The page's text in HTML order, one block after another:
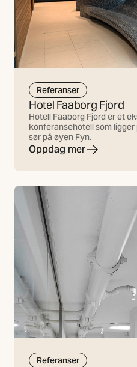
Referanser
Hotel Faaborg Fjord
Hotell Faaborg Fjord er et
konferansehotell som
sør på øyen Fyn.
Oppdag mer
Referanser